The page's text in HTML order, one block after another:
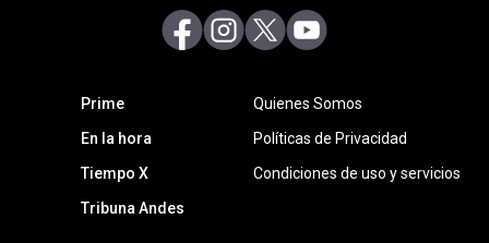
abre en nueva pestaña
abre en nueva pestaña
abre en nueva pestaña
Primeabre en nueva pestaña
En la horaabre en nueva pestaña
Tiempo X
Tribuna Andesabre en nueva pestaña
Quienes Somos
Políticas de Privacidad
Condiciones de uso y servicios